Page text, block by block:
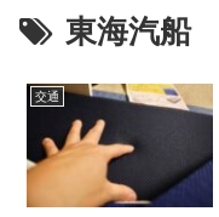
東海汽船
交通